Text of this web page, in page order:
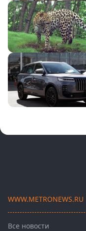
WWW.METRONEWS.RU
Все новости